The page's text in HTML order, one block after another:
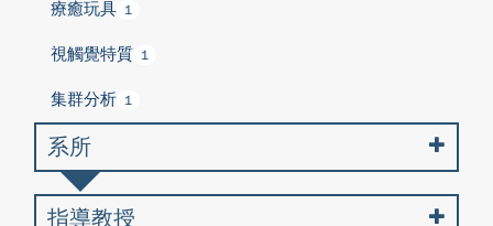
療癒玩具 1
視觸覺特質 1
集群分析 1
系所
指導教授